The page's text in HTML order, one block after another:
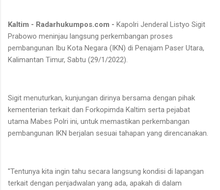
Kaltim - Radarhukumpos.com - Kapolri Jenderal Listyo Sigit
Prabowo meninjau langsung perkembangan proses
pembangunan Ibu Kota Negara (IKN) di Penajam Paser Utara,
Kalimantan Timur, Sabtu (29/1/2022).
Sigit menuturkan, kunjungan dirinya bersama dengan pihak
kementerian terkait dan Forkopimda Kaltim serta pejabat
utama Mabes Polri ini, untuk memastikan perkembangan
pembangunan IKN berjalan sesuai tahapan yang direncanakan.
"Tentunya kita ingin tahu secara langsung kondisi di lapangan
terkait dengan penjadwalan yang ada, apakah di dalam